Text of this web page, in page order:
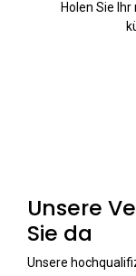
Holen Sie
Unsere
Sie da
Unsere